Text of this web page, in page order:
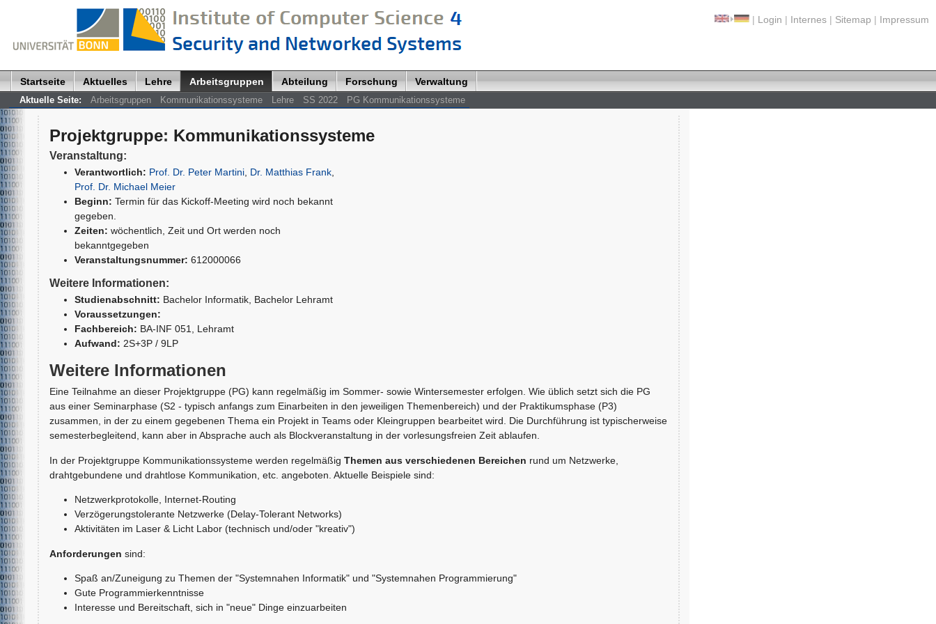
| Login | Internes | Sitemap | Impressum
Startseite Aktuelles Lehre Arbeitsgruppen Abteilung Forschung Verwaltung
Aktuelle Seite: Arbeitsgruppen Kommunikationssysteme Lehre SS 2022 PG Kommunikationssysteme
Projektgruppe: Kommunikationssysteme
Veranstaltung:
Verantwortlich: Prof. Dr. Peter Martini, Dr. Matthias Frank,
Prof. Dr. Michael Meier
Beginn: Termin für das Kickoff-Meeting wird noch bekannt
gegeben.
Zeiten: wöchentlich, Zeit und Ort werden noch
bekanntgegeben
Veranstaltungsnummer: 612000066
Weitere Informationen:
Studienabschnitt: Bachelor Informatik, Bachelor Lehramt
Voraussetzungen:
Fachbereich: BA-INF 051, Lehramt
Aufwand: 2S+3P / 9LP
Weitere Informationen
Eine Teilnahme an dieser Projektgruppe (PG) kann regelmäßig im Sommer- sowie Wintersemester erfolgen. Wie üblich setzt sich die PG
aus einer Seminarphase (S2 - typisch anfangs zum Einarbeiten in den jeweiligen Themenbereich) und der Praktikumsphase (P3)
zusammen, in der zu einem gegebenen Thema ein Projekt in Teams oder Kleingruppen bearbeitet wird. Die Durchführung ist typischerweise
semesterbegleitend, kann aber in Absprache auch als Blockveranstaltung in der vorlesungsfreien Zeit ablaufen.
In der Projektgruppe Kommunikationssysteme werden regelmäßig Themen aus verschiedenen Bereichen rund um Netzwerke,
drahtgebundene und drahtlose Kommunikation, etc. angeboten. Aktuelle Beispiele sind:
Netzwerkprotokolle, Internet-Routing
Verzögerungstolerante Netzwerke (Delay-Tolerant Networks)
Aktivitäten im Laser & Licht Labor (technisch und/oder "kreativ")
Anforderungen sind:
Spaß an/Zuneigung zu Themen der "Systemnahen Informatik" und "Systemnahen Programmierung"
Gute Programmierkenntnisse
Interesse und Bereitschaft, sich in "neue" Dinge einzuarbeiten